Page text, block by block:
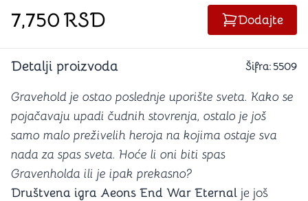
7,750RSD Dodajte
Detalji proizvoda Šifra: 5509
Gravehold je ostao poslednje uporište sveta. Kako se
pojačavaju upadi čudnih stovrenja, ostalo je još
samo malo preživelih heroja na kojima ostaje sva
nada za spas sveta. Hoće li oni biti spas
Gravenholda ili je ipak prekasno?
Društvena igra Aeons End War Eternal je još